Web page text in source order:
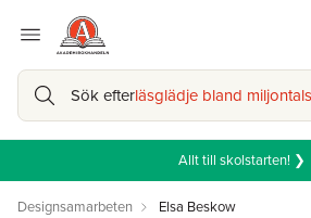
Sök efterläsglädje bland
Allt till skolstarten! ❯
Designsamarbeten Elsa Beskow